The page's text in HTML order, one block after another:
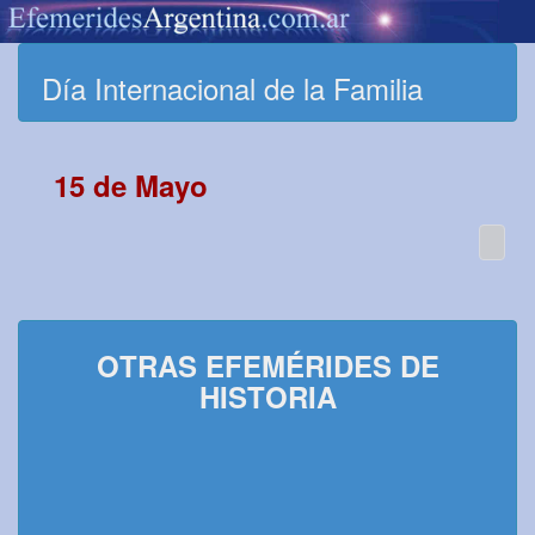
Día Internacional de la Familia
15 de Mayo
OTRAS EFEMÉRIDES DE
HISTORIA